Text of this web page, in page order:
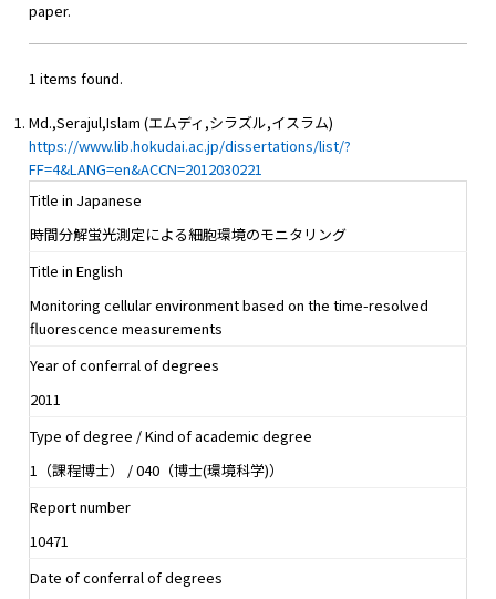
paper.
1 items found.
Md.,Serajul,Islam (エムディ,シラズル,イスラム)
https://www.lib.hokudai.ac.jp/dissertations/list/?
FF=4&LANG=en&ACCN=2012030221
Title in Japanese
時間分解蛍光測定による細胞環境のモニタリング
Title in English
Monitoring cellular environment based on the time-resolved
fluorescence measurements
Year of conferral of degrees
2011
Type of degree / Kind of academic degree
1（課程博士） / 040（博士(環境科学)）
Report number
10471
Date of conferral of degrees